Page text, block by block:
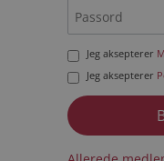
Jeg aksepterer
Jeg aksepterer